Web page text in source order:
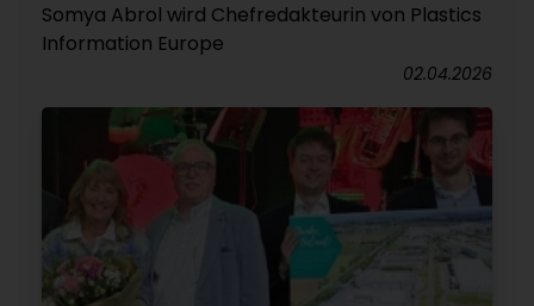
Somya Abrol wird Chefredakteurin von Plastics
Information Europe
02.04.2026